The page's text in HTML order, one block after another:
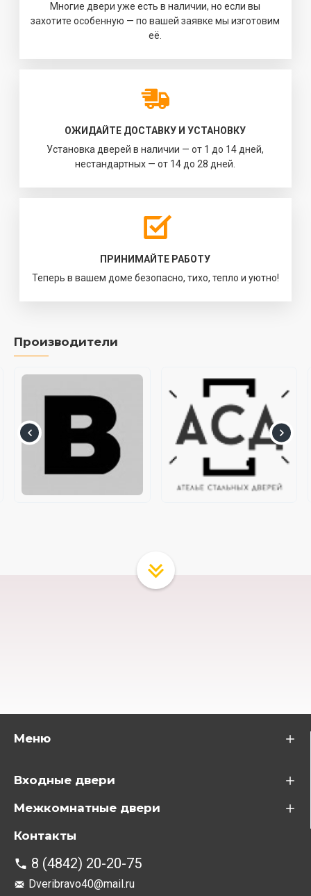
Многие двери уже есть в наличии, но если вы
захотите особенную — по вашей заявке мы изготовим
её.
ОЖИДАЙТЕ ДОСТАВКУ И УСТАНОВКУ
Установка дверей в наличии — от 1 до 14 дней,
нестандартных — от 14 до 28 дней.
ПРИНИМАЙТЕ РАБОТУ
Теперь в вашем доме безопасно, тихо, тепло и уютно!
Производители
Меню
Входные двери
Межкомнатные двери
Контакты
8 (4842) 20-20-75
Dveribravo40@mail.ru